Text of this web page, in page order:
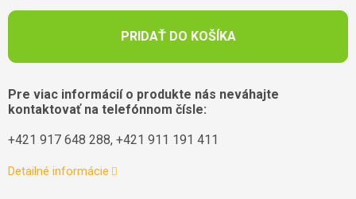
PRIDAŤ DO KOŠÍKA
Pre viac informácií o produkte nás neváhajte
kontaktovať na telefónnom čísle:
+421 917 648 288, +421 911 191 411
Detailné informácie